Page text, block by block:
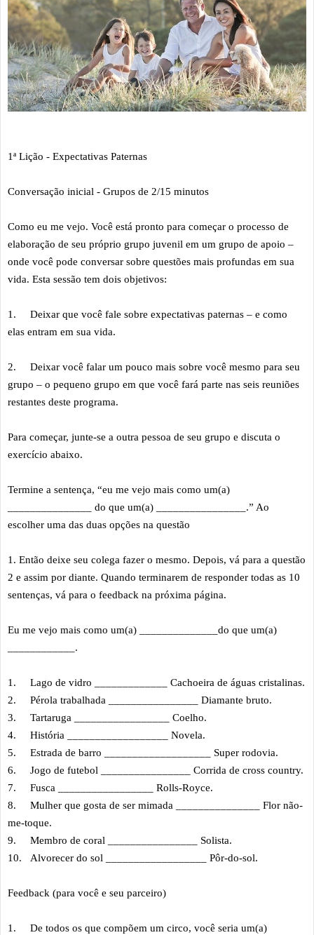
1ª Lição - Expectativas Paternas
Conversação inicial - Grupos de 2/15 minutos
Como eu me vejo. Você está pronto para começar o processo de
elaboração de seu próprio grupo juvenil em um grupo de apoio –
onde você pode conversar sobre questões mais profundas em sua
vida. Esta sessão tem dois objetivos:
1.
Deixar que você fale sobre expectativas paternas – e como
elas entram em sua vida.
2.
Deixar você falar um pouco mais sobre você mesmo para seu
grupo – o pequeno grupo em que você fará parte nas seis reuniões
restantes deste programa.
Para começar, junte-se a outra pessoa de seu grupo e discuta o
exercício abaixo.
Termine a sentença, “eu me vejo mais como um(a)
_______________ do que um(a) ________________.” Ao
escolher uma das duas opções na questão
1. Então deixe seu colega fazer o mesmo. Depois, vá para a questão
2 e assim por diante. Quando terminarem de responder todas as 10
sentenças, vá para o feedback na próxima página.
Eu me vejo mais como um(a) ______________do que um(a)
____________.
1.
Lago de vidro _____________ Cachoeira de águas cristalinas.
2.
Pérola trabalhada ________________ Diamante bruto.
3.
Tartaruga _________________ Coelho.
4.
História __________________ Novela.
5.
Estrada de barro ___________________ Super rodovia.
6.
Jogo de futebol ________________ Corrida de cross country.
7.
Fusca _________________ Rolls-Royce.
8.
Mulher que gosta de ser mimada _______________ Flor não-
me-toque.
9.
Membro de coral ________________ Solista.
10.
Alvorecer do sol __________________ Pôr-do-sol.
Feedback (para você e seu parceiro)
1.
De todos os que compõem um circo, você seria um(a)